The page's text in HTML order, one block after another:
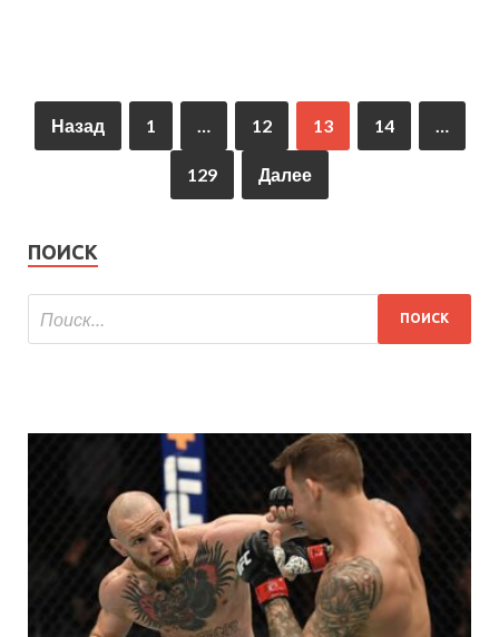
Назад 1 12 13 14
129 Далее
ПОИСК